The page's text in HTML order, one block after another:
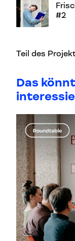
#2
Teil des
Das